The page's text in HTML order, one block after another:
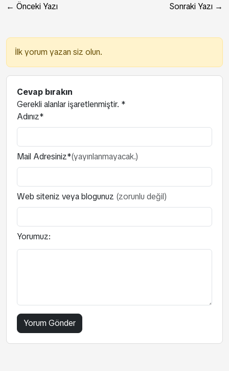
← Önceki Yazı Sonraki Yazı →
İlk yorum yazan siz olun.
Cevap bırakın
Gerekli alanlar işaretlenmiştir. *
Adınız*
Mail Adresiniz*(yayınlanmayacak.)
Web siteniz veya blogunuz (zorunlu değil)
Yorumuz: